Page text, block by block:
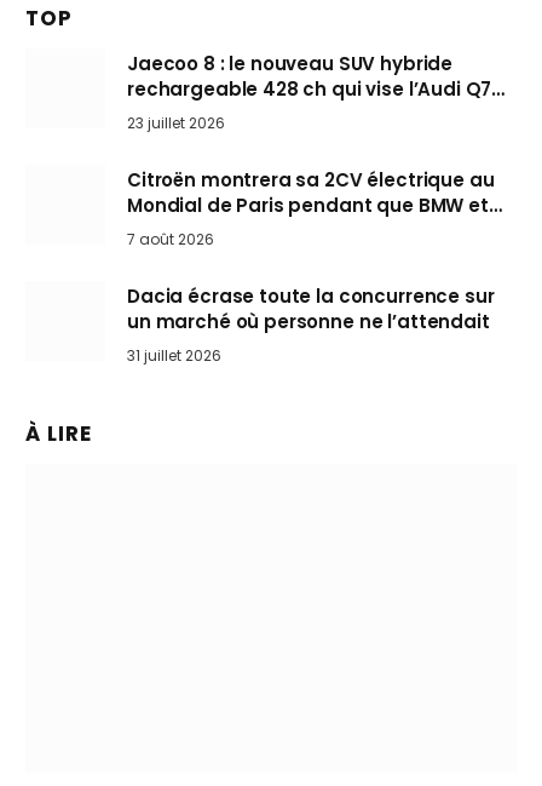
TOP
Jaecoo 8 : le nouveau SUV hybride
rechargeable 428 ch qui vise l’Audi Q7
arrive en Europe cet automne
23 juillet 2026
Citroën montrera sa 2CV électrique au
Mondial de Paris pendant que BMW et
Mini désertent le salon
7 août 2026
Dacia écrase toute la concurrence sur
un marché où personne ne l’attendait
31 juillet 2026
À LIRE